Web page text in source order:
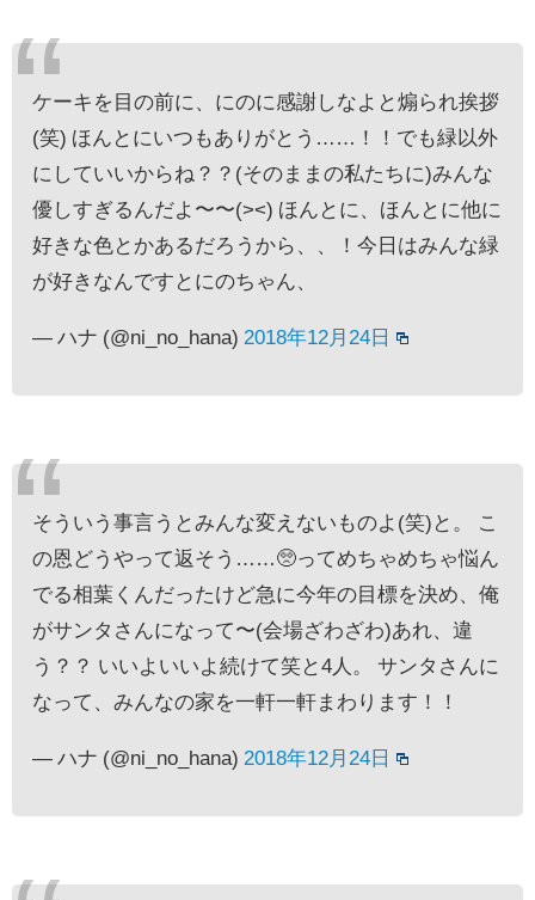
ケーキを目の前に、にのに感謝しなよと煽られ挨拶
(笑) ほんとにいつもありがとう……！！でも緑以外
にしていいからね？？(そのままの私たちに)みんな
優しすぎるんだよ〜〜(><) ほんとに、ほんとに他に
好きな色とかあるだろうから、、！今日はみんな緑
が好きなんですとにのちゃん、
— ハナ (@ni_no_hana) 2018年12月24日
そういう事言うとみんな変えないものよ(笑)と。 こ
の恩どうやって返そう……🥺ってめちゃめちゃ悩ん
でる相葉くんだったけど急に今年の目標を決め、俺
がサンタさんになって〜(会場ざわざわ)あれ、違
う？？ いいよいいよ続けて笑と4人。 サンタさんに
なって、みんなの家を一軒一軒まわります！！
— ハナ (@ni_no_hana) 2018年12月24日